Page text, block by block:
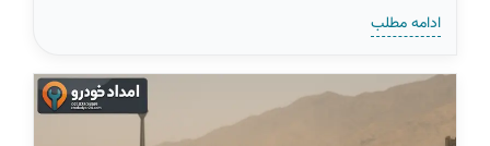
ادامه مطلب